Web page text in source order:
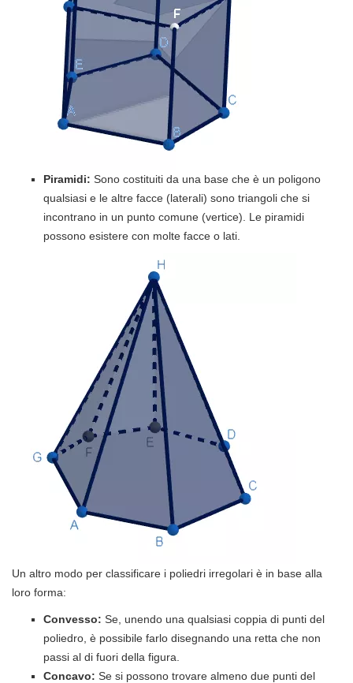
Piramidi: Sono costituiti da una base che è un poligono
qualsiasi e le altre facce (laterali) sono triangoli che si
incontrano in un punto comune (vertice). Le piramidi
possono esistere con molte facce o lati.
Un altro modo per classificare i poliedri irregolari è in base alla
loro forma:
Convesso: Se, unendo una qualsiasi coppia di punti del
poliedro, è possibile farlo disegnando una retta che non
passi al di fuori della figura.
Concavo: Se si possono trovare almeno due punti del